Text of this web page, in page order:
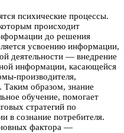
психические процессы.
происходит
до решения
усвоению информации,
деятельности — внедрение
информации, касающейся
производителя,
Таким образом, знание
обучение, помогает
стратегий по
в сознание потребителя.
фактора —